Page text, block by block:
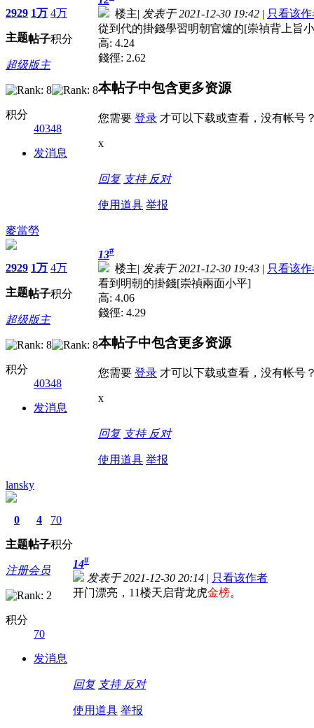
2929
主题
1万
帖子
4万
积分
超级版主
积分
40348
发消息
楼主| 发表于 2021-12-30 19:42 | 只看该
從到代的掛錢學習明朝官爐的[崇禎背上旨
高: 4.24
錢徑: 2.62
本帖子中包含更多资源
您需要 登录 才可以下载或查看，没有帐号
x
回复 支持 反对
使用道具 举报
麥當勞
2929
主题
1万
帖子
4万
积分
超级版主
积分
40348
发消息
13#
楼主| 发表于 2021-12-30 19:43 | 只看该
看到明朝的掛錢[崇禎兩面小平]
高: 4.06
錢徑: 4.29
本帖子中包含更多资源
您需要 登录 才可以下载或查看，没有帐号
x
回复 支持 反对
使用道具 举报
lansky
0
主题
4
帖子
70
积分
注册会员
积分
70
发消息
14#
发表于 2021-12-30 20:14 | 只看该作者
开门漂亮，11楼天启背龙虎金榜。
回复 支持 反对
使用道具 举报